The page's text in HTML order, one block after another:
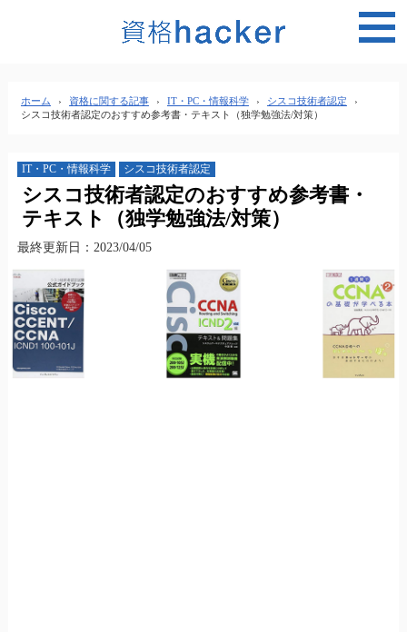
ホーム › 資格に関する記事 › IT・PC・情報科学 › シスコ技術者認定
›
シスコ技術者認定のおすすめ参考書・テキスト（独学勉強法/対策）
IT・PC・情報科学 シスコ技術者認定
シスコ技術者認定のおすすめ参考書・
テキスト（独学勉強法/対策）
最終更新日：2023/04/05